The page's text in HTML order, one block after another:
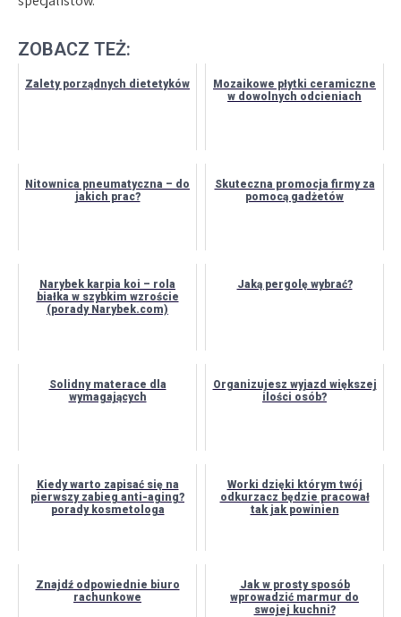
ZOBACZ TEŻ:
Zalety porządnych dietetyków
Mozaikowe płytki ceramiczne
w dowolnych odcieniach
Nitownica pneumatyczna – do
jakich prac?
Skuteczna promocja firmy za
pomocą gadżetów
Narybek karpia koi – rola
białka w szybkim wzroście
(porady Narybek.com)
Jaką pergolę wybrać?
Solidny materace dla
wymagających
Organizujesz wyjazd większej
ilości osób?
Kiedy warto zapisać się na
pierwszy zabieg anti-aging?
porady kosmetologa
Worki dzięki którym twój
odkurzacz będzie pracował
tak jak powinien
Znajdź odpowiednie biuro
rachunkowe
Jak w prosty sposób
wprowadzić marmur do
swojej kuchni?